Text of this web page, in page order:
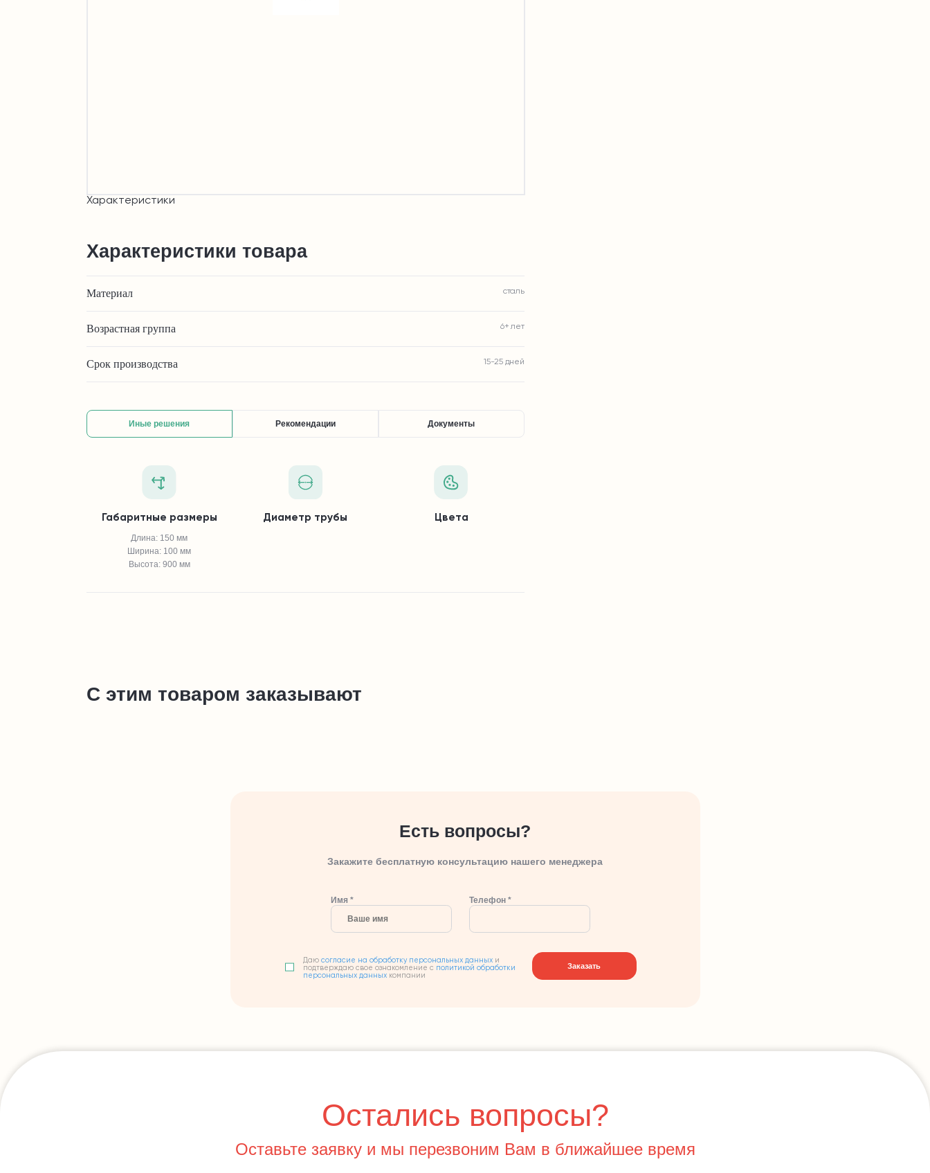
Характеристики
Характеристики товара
Материал сталь
Возрастная группа 6+ лет
Срок производства 15-25 дней
Иные решения Рекомендации Документы
Габаритные размеры
Длина: 150 мм
Ширина: 100 мм
Высота: 900 мм
Диаметр трубы Цвета
С этим товаром заказывают
Есть вопросы?
Закажите бесплатную консультацию нашего менеджера
Имя * Телефон *
Даю согласие на обработку персональных данных и
подтверждаю свое ознакомление с политикой обработки
персональных данных компании
Заказать
Остались вопросы?
Оставьте заявку и мы перезвоним Вам в ближайшее время